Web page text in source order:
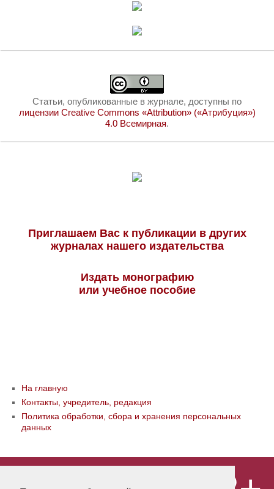
Статьи, опубликованные в журнале, доступны по
лицензии Creative Commons «Attribution» («Атрибуция»)
4.0 Всемирная.
Приглашаем Вас к публикации в других
журналах нашего издательства
Издать монографию
или учебное пособие
На главную
Контакты, учредитель, редакция
Политика обработки, сбора и хранения персональных
данных
«Publishing company «World of science»,